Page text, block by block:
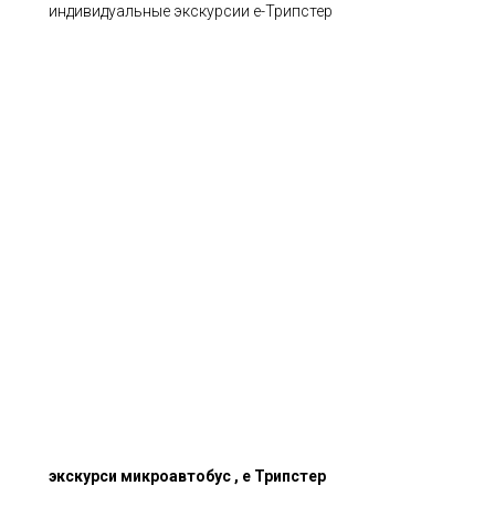
индивидуальные экскурсии е-Трипстер
экскурси микроавтобус , е Трипстер